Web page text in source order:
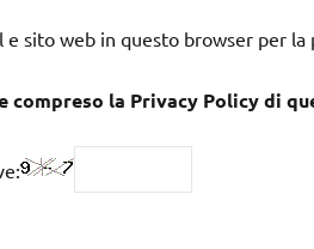
e sito web in questo browser per la
compreso la Privacy Policy di